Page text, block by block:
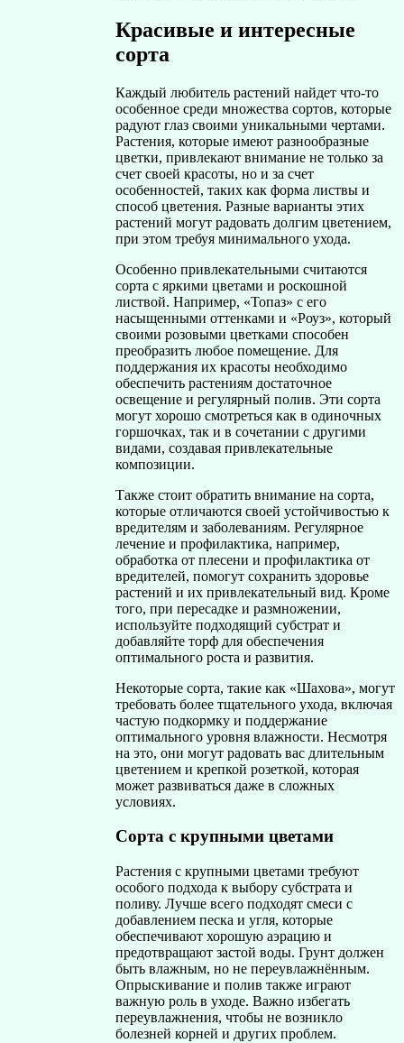
Красивые и интересные
сорта
Каждый любитель растений найдет что-то
особенное среди множества сортов, которые
радуют глаз своими уникальными чертами.
Растения, которые имеют разнообразные
цветки, привлекают внимание не только за
счет своей красоты, но и за счет
особенностей, таких как форма листвы и
способ цветения. Разные варианты этих
растений могут радовать долгим цветением,
при этом требуя минимального ухода.
Особенно привлекательными считаются
сорта с яркими цветами и роскошной
листвой. Например, «Топаз» с его
насыщенными оттенками и «Роуз», который
своими розовыми цветками способен
преобразить любое помещение. Для
поддержания их красоты необходимо
обеспечить растениям достаточное
освещение и регулярный полив. Эти сорта
могут хорошо смотреться как в одиночных
горшочках, так и в сочетании с другими
видами, создавая привлекательные
композиции.
Также стоит обратить внимание на сорта,
которые отличаются своей устойчивостью к
вредителям и заболеваниям. Регулярное
лечение и профилактика, например,
обработка от плесени и профилактика от
вредителей, помогут сохранить здоровье
растений и их привлекательный вид. Кроме
того, при пересадке и размножении,
используйте подходящий субстрат и
добавляйте торф для обеспечения
оптимального роста и развития.
Некоторые сорта, такие как «Шахова», могут
требовать более тщательного ухода, включая
частую подкормку и поддержание
оптимального уровня влажности. Несмотря
на это, они могут радовать вас длительным
цветением и крепкой розеткой, которая
может развиваться даже в сложных
условиях.
Сорта с крупными цветами
Растения с крупными цветами требуют
особого подхода к выбору субстрата и
поливу. Лучше всего подходят смеси с
добавлением песка и угля, которые
обеспечивают хорошую аэрацию и
предотвращают застой воды. Грунт должен
быть влажным, но не переувлажнённым.
Опрыскивание и полив также играют
важную роль в уходе. Важно избегать
переувлажнения, чтобы не возникло
болезней корней и других проблем.